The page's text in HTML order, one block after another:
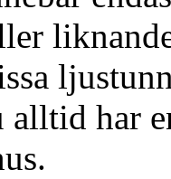
alltid har